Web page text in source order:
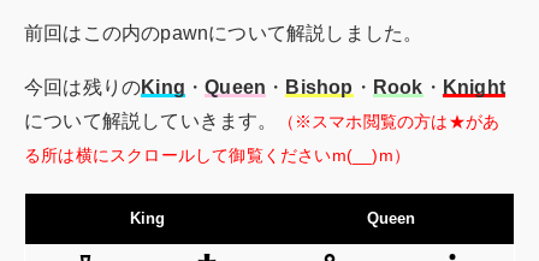
前回はこの内のpawnについて解説しました。
今回は残りのKing ・Queen ・ Bishop ・ Rook ・ Knight
について解説していきます。
（※スマホ閲覧の方は★があ
る所は横にスクロールして御覧くださいm(__)m）
King Queen